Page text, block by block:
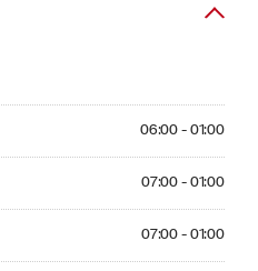
06:00 - 01:00
07:00 - 01:00
07:00 - 01:00